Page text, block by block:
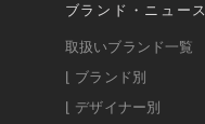
ブランド・ニュース
取扱いブランド一覧
⌊ ブランド別
⌊ デザイナー別